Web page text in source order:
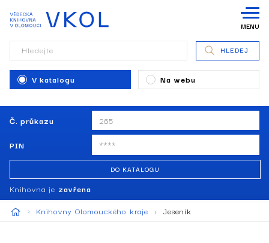
Č. průkazu
PIN
DO KATALOGU
Knihovna je zavřena
MENU
Hledejte
V katalogu Na webu
HLEDEJ
Knihovny Olomouckého kraje Jeseník